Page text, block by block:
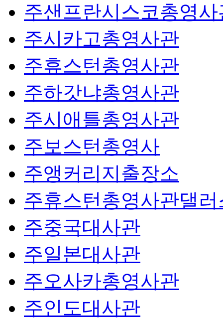
주샌프란시스코총영사
주시카고총영사관
주휴스턴총영사관
주하갓냐총영사관
주시애틀총영사관
주보스턴총영사
주앵커리지출장소
주휴스턴총영사관댈
주중국대사관
주일본대사관
주오사카총영사관
주인도대사관